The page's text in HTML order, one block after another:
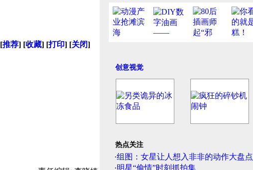
[推荐] [收藏] [打印] [关闭]
创意视觉
热点关注
·组图：女星让人想入非非的动作大盘点
·明星“偷情”时刻抓拍集